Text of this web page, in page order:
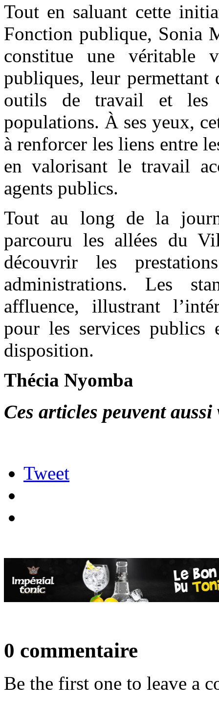
Tout en saluant cette
Fonction publique, Sonia
constitue une véritable
publiques, leur permettant
outils de travail et les
populations. À ses yeux,
à renforcer les liens entre
en valorisant le travail
agents publics.
Tout au long de la
parcouru les allées du
découvrir les
administrations. Les
affluence, illustrant
pour les services publics
disposition.
Thécia Nyomba
Ces articles peuvent
Tweet
0 commentaire
Be the first one to leave a